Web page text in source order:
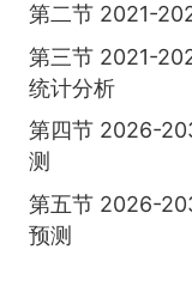
第二节 2021-
第三节 2021-
统计分析
第四节 2026-
测
第五节 2026-
预测